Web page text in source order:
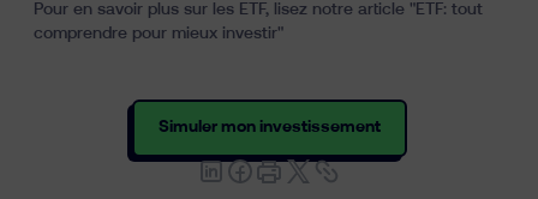
Pour en savoir plus sur les ETF, lisez notre article "ETF: tout
comprendre pour mieux investir"
Simuler mon investissement